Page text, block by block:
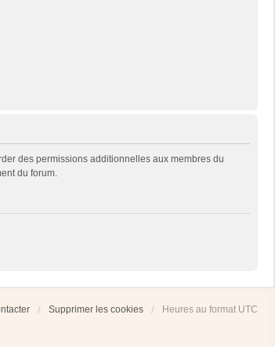
des permissions additionnelles aux membres du
du forum.
Supprimer les cookies Heures au format UTC